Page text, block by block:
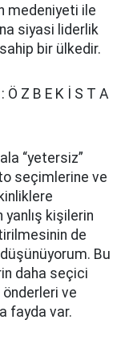
medeniyeti ile
siyasi liderlik
bir ülkedir.
“yetersiz”
seçimlerine ve
yanlış kişilerin
de
Bu
daha seçici
ve
fayda var.